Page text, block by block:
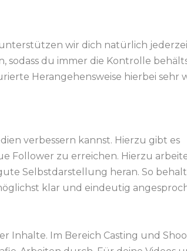
wir dich natürlich
sodass du immer die Kontrolle
Herangehensweise hierbei sehr
verbessern kannst. Hierzu gibt es
Follower zu erreichen. Hierzu
Selbstdarstellung heran. So
klar und eindeutig
Im Bereich Casting und